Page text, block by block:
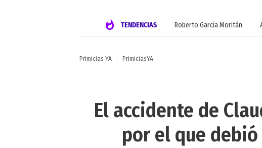
TENDENCIAS Roberto García Moritán
Primicias YA PrimiciasYA
El accidente de
por el que